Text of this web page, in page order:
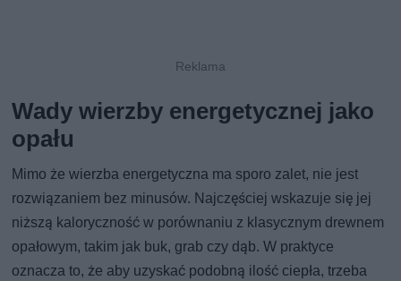
Wady wierzby energetycznej jako
opału
Mimo że wierzba energetyczna ma sporo zalet, nie jest
rozwiązaniem bez minusów. Najczęściej wskazuje się jej
niższą kaloryczność w porównaniu z klasycznym drewnem
opałowym, takim jak buk, grab czy dąb. W praktyce
oznacza to, że aby uzyskać podobną ilość ciepła, trzeba